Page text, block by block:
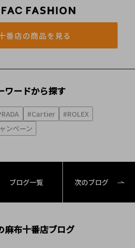
番店の商品を見る
ワードから探す
#Cartier
#ROLEX
ンペーン
ブログ一覧 次のブログ
麻布十番店ブログ